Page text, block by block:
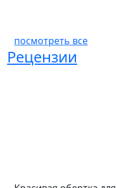
посмотреть все
Рецензии